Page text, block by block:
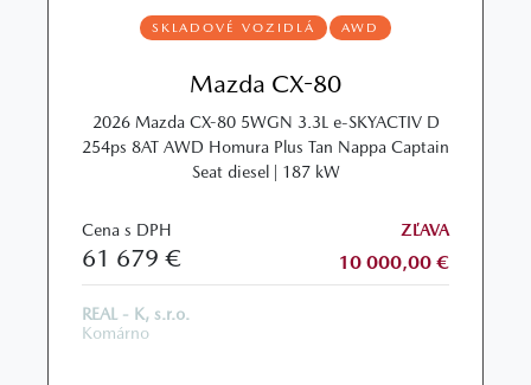
SKLADOVÉ VOZIDLÁ AWD
Mazda CX-80
2026 Mazda CX-80 5WGN 3.3L e-SKYACTIV D
254ps 8AT AWD Homura Plus Tan Nappa Captain
Seat diesel | 187 kW
Cena s DPH
61 679 €
ZĽAVA
10 000,00 €
REAL - K, s.r.o.
Komárno